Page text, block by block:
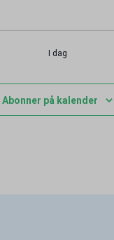
I dag
Abonner på kalender